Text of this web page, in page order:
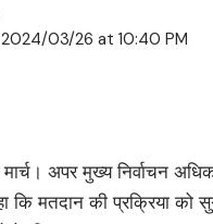
03/26 at 10:40 PM